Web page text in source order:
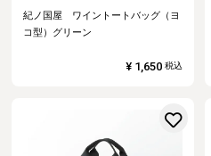
紀ノ国屋 ワイントートバッグ（ヨ
コ型）グリーン
¥ 1,650 税込